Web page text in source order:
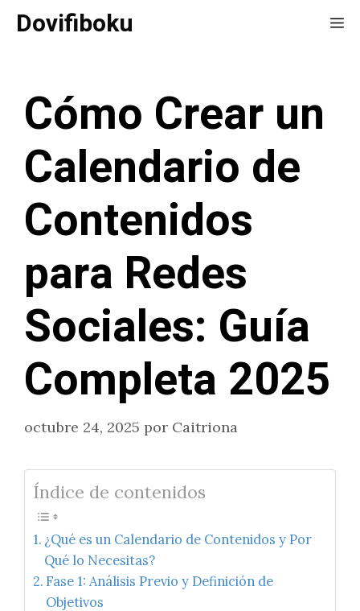
SaltarDovifiboku
Cómo Crear un
Calendario de
Contenidos
para Redes
Sociales: Guía
Completa 2025
octubre 24, 2025 por Caitriona
Índice de contenidos
¿Qué es un Calendario de Contenidos y Por
Qué lo Necesitas?
Fase 1: Análisis Previo y Definición de
Objetivos